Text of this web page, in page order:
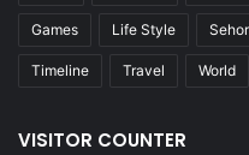
Games Life Style
Timeline Travel World
VISITOR COUNTER